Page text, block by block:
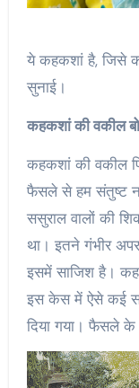
ये कहकशां है, जिसे
सुनाई।
कहकशां की वकील
कहकशां की वकील
फैसले से हम संतुष्ट
ससुराल वालों की
था। इतने गंभीर
इसमें साजिश है।
इस केस में ऐसे कई
दिया गया। फैसले